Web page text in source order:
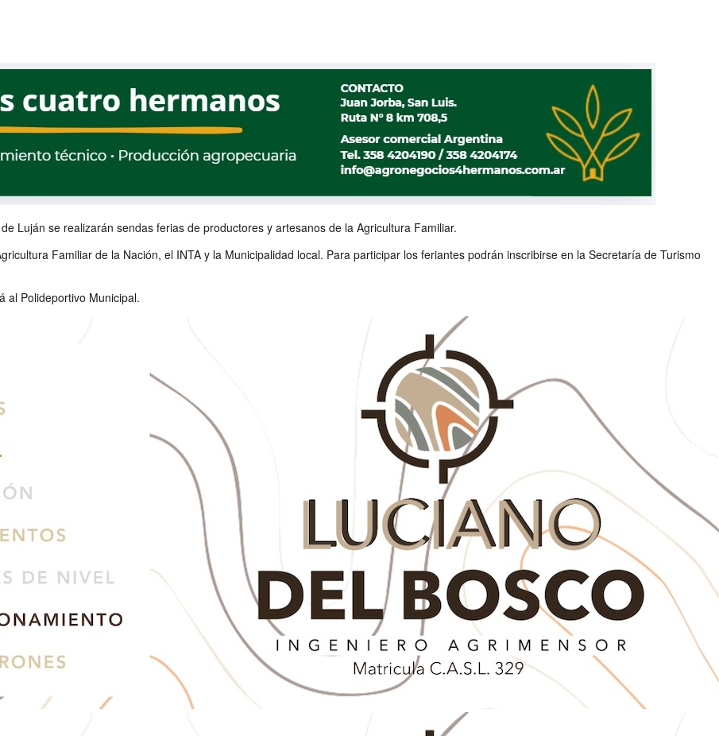
Luján se realizarán sendas ferias de productores y artesanos de la Agricultura Familiar.
Familiar de la Nación, el INTA y la Municipalidad local. Para participar los feriantes podrán inscribirse en la Secretaría de Turismo
al Polideportivo Municipal.